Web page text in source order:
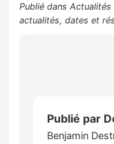
Publié dansActualités
actualités, dates et
Publié par
Benjamin